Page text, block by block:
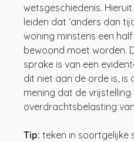
wetsgeschiedenis.
leiden dat ‘anders dan
woning minstens een
bewoond moet worden.
sprake is van een
dit niet aan de orde is, is
mening dat de vrijstelling
overdrachtsbelasting
Tip: teken in soortgelijke